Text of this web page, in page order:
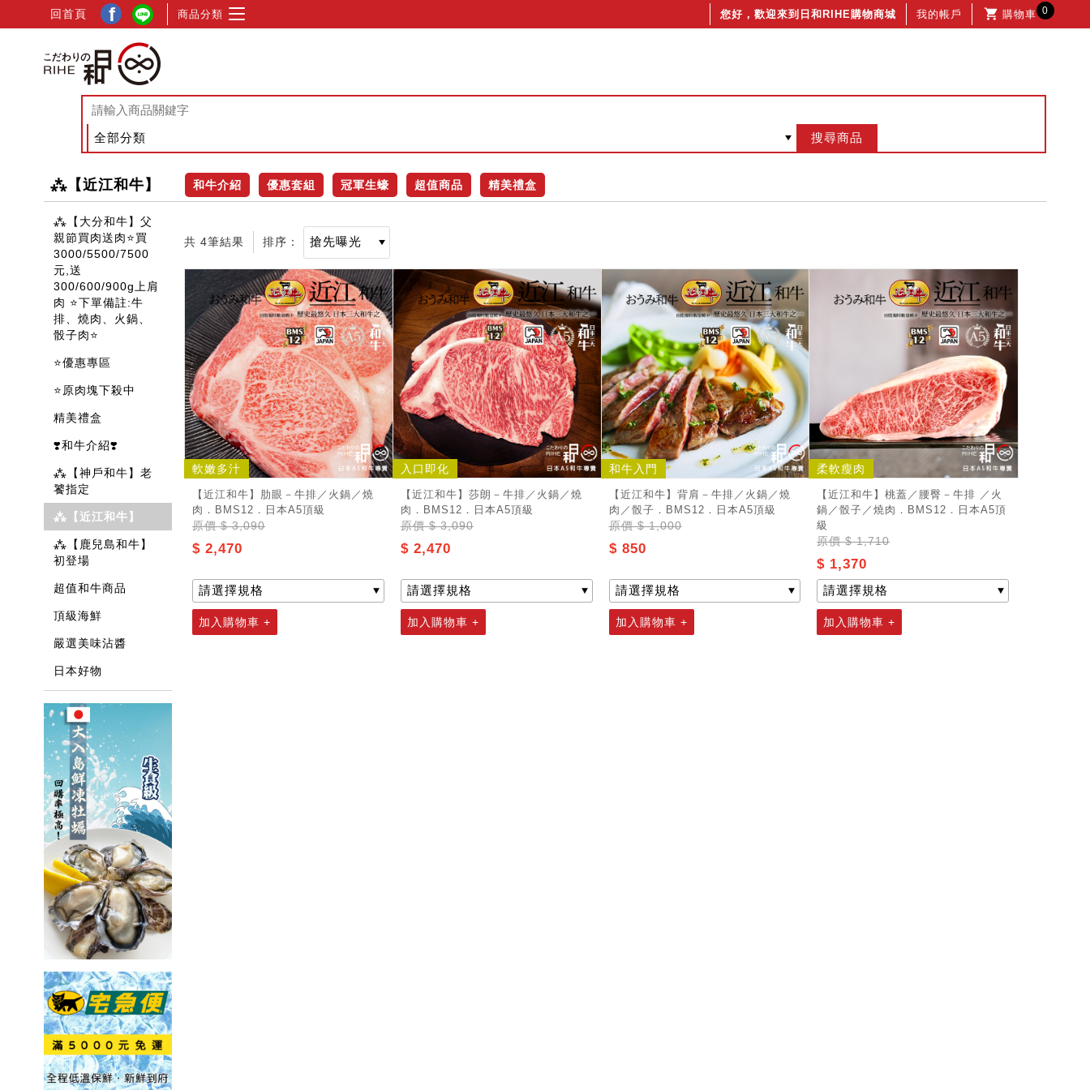
回首頁 f 商品分類 您好，歡迎來到日和RIHE購物商城 我的帳戶 購物車 0
⁂【近江和牛】 和牛介紹 優惠套組 冠軍生蠔 超值商品 精美禮盒
⁂【大分和牛】父
親節買肉送肉⭐買
3000/5500/7500
元,送
300/600/900g上肩
肉 ⭐下單備註:牛
排、燒肉、火鍋、
骰子肉⭐
⭐優惠專區
⭐原肉塊下殺中
精美禮盒
❣️和牛介紹❣️
⁂【神戶和牛】老
饕指定
⁂【近江和牛】
⁂【鹿兒島和牛】
初登場
超值和牛商品
頂級海鮮
嚴選美味沾醬
日本好物
共 4筆結果 排序：
軟嫩多汁
【近江和牛】肋眼－牛排／火鍋／燒
肉．BMS12．日本A5頂級
原價$ 3,090
$ 2,470
加入購物車 +
入口即化
【近江和牛】莎朗－牛排／火鍋／燒
肉．BMS12．日本A5頂級
原價$ 3,090
$ 2,470
加入購物車 +
和牛入門
【近江和牛】背肩－牛排／火鍋／燒
肉／骰子．BMS12．日本A5頂級
原價$ 1,000
$ 850
加入購物車 +
柔軟瘦肉
【近江和牛】桃蓋／腰臀－牛排 ／火
鍋／骰子／燒肉．BMS12．日本A5頂
級
原價$ 1,710
$ 1,370
加入購物車 +